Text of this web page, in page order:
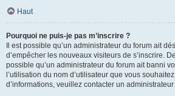
Haut
Pourquoi ne puis-je pas m’inscrire ?
Il est possible qu’un administrateur du forum ait
d’empêcher les nouveaux visiteurs de s’inscrire.
possible qu’un administrateur du forum ait banni
l’utilisation du nom d’utilisateur que vous
d’informations, veuillez contacter un